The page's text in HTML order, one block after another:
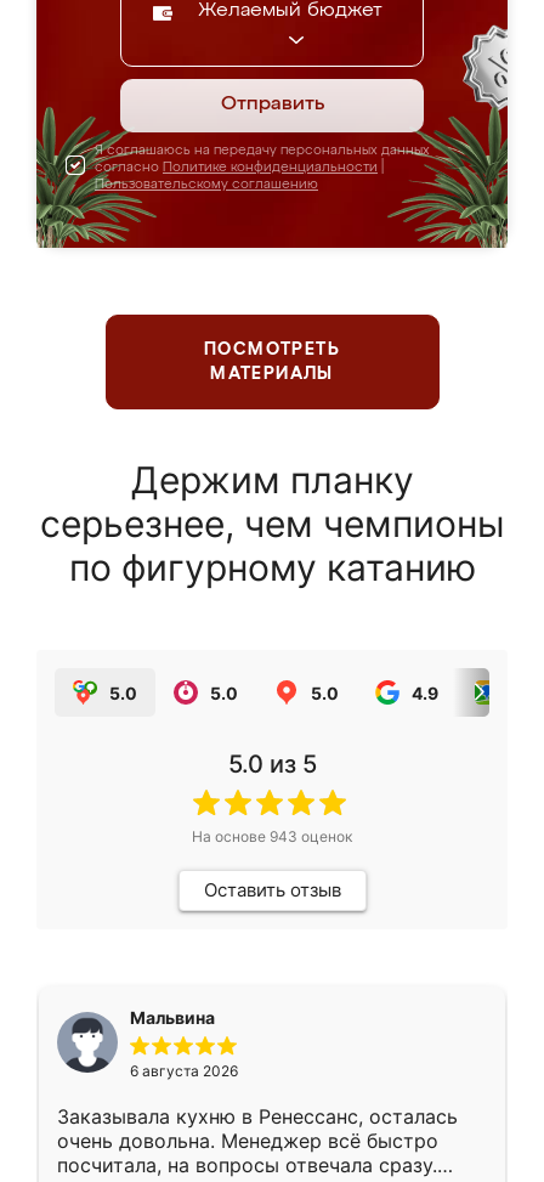
Желаемый бюджет
Отправить
Я соглашаюсь на передачу персональных данных
согласно Политике конфиденциальности
Пользовательскому соглашению
ПОСМОТРЕТЬ
МАТЕРИАЛЫ
Держим планку
серьезнее, чем чемпионы
по фигурному катанию
5.0 5.0 5.0 4.9
5.0 из 5
На основе 943 оценок
Оставить отзыв
Мальвина
6 августа 2026
Заказывала кухню в Ренессанс, осталась
очень довольна. Менеджер всё быстро
посчитала, на вопросы отвечала сразу.